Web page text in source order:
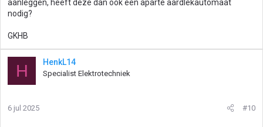
aanleggen, heeft deze dan ook een aparte aardlekautomaat
nodig?
GKHB
H HenkL14
Specialist Elektrotechniek
6 jul 2025 #10